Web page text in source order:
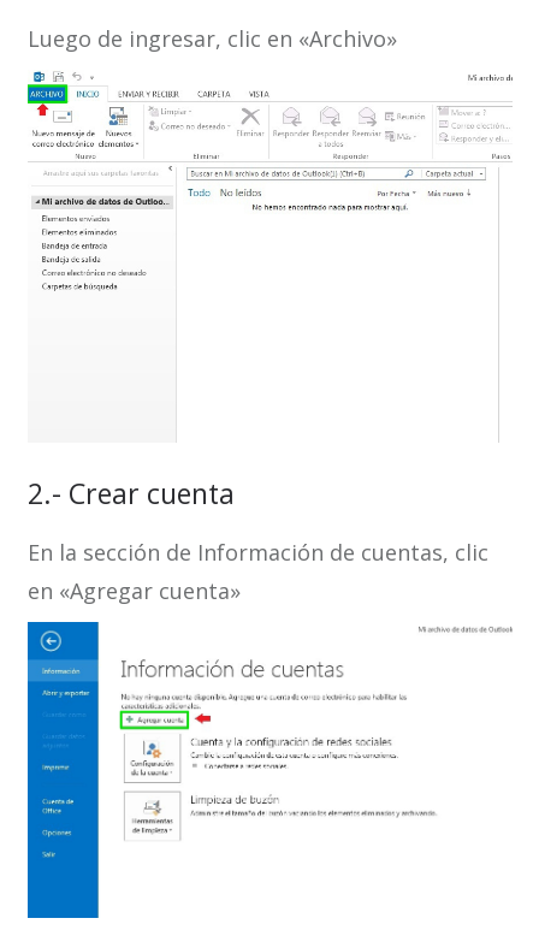
Luego de ingresar, clic en «Archivo»
2.- Crear cuenta
En la sección de Información de cuentas, clic
en «Agregar cuenta»